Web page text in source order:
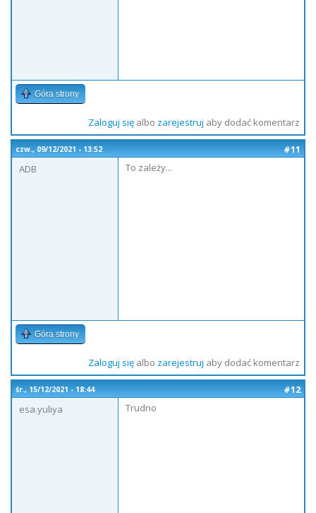
Góra strony
Zaloguj sięalbo zarejestruj aby dodać komentarz
czw., 09/12/2021 - 13:52
#11
ADB
To zależy...
Góra strony
Zaloguj sięalbo zarejestruj aby dodać komentarz
śr., 15/12/2021 - 18:44
#12
esa.yuliya
Trudno